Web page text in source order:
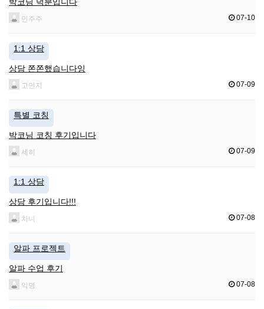
민주주 07-10
1:1 상담
상담 쫀쫀했습니다잉
고민지 07-09
특별 코칭
박코님 코칭 후기입니다
세히 07-09
1:1 상담
상담 후기입니다!!!
차니 07-08
알파 프로젝트
알파 수업 후기
익명 07-08